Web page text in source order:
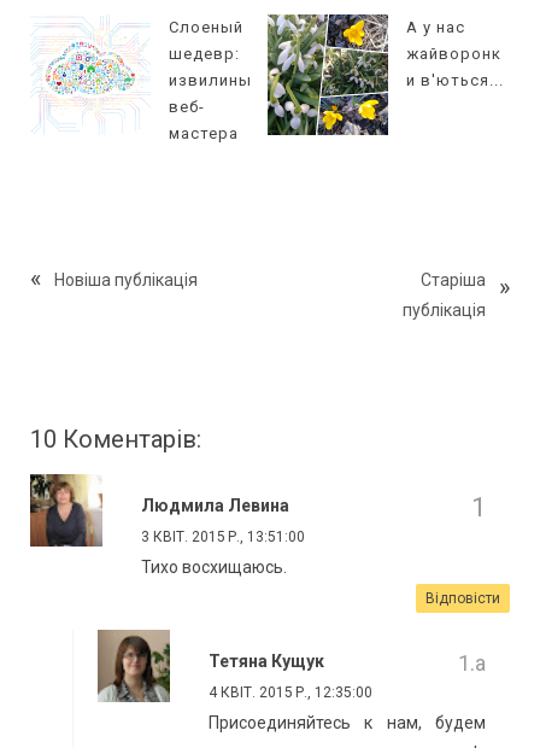
Слоеный
шедевр:
извилины
веб-
мастера
А у нас
жайворонк
и в'ються...
Новіша публікація
Старіша
публікація
10 Коментарів:
Людмила Левина
3 КВІТ. 2015 Р., 13:51:00
Тихо восхищаюсь.
Відповісти
Тетяна Кущук
4 КВІТ. 2015 Р., 12:35:00
Присоединяйтесь к нам, будем